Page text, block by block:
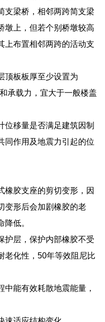
支梁桥，相邻两跨简支梁
墩上，但若个别桥墩较高
上布置相邻两跨的活动支
顶板板厚至少设置为
承载力，宜大于一般楼盖
位移量是否满足建筑因制
同作用及地震力引起的位
橡胶支座的剪切变形，因
变形后会加剧橡胶的老
低。
护层，保护内部橡胶不受
老化性，50年等效阻尼比
能有效耗散地震能量，